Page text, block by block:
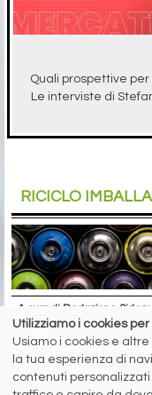
Quali prospettive
Le interviste di
RICICLO
A cura di Redazione
RICREA: “Spray
parla alla Gen Z
Oltre 6 milioni di contatti
Utilizziamo i cookies
Usiamo i cookies e
la tua esperienza di
contenuti